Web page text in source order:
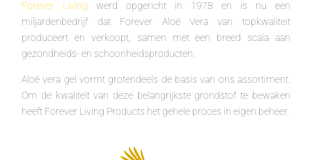
Forever Living werd opgericht in 1978 en is nu een
miljardenbedrijf dat Forever Aloë Vera van topkwaliteit
produceert en verkoopt, samen met een breed scala aan
gezondheids- en schoonheidsproducten.
Aloë vera gel vormt grotendeels de basis van ons assortiment.
Om de kwaliteit van deze belangrijkste grondstof te bewaken
heeft Forever Living Products het gehele proces in eigen beheer.